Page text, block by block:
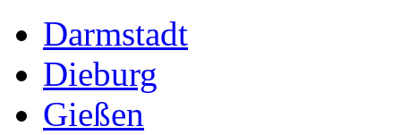
Darmstadt
Dieburg
Gießen